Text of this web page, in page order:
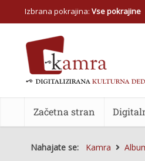
Izbrana pokrajina: Vse pokrajine
Začetna stran
Nahajate se: Kamra